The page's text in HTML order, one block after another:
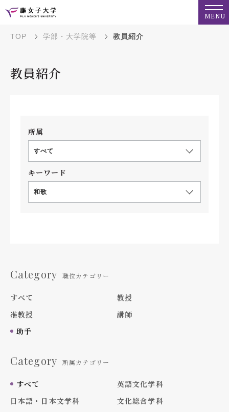
MENU
TOP 学部・大学院等 教員紹介
教員紹介
所属
すべて
キーワード
和歌
Category 職位カテゴリー
すべて
教授
准教授
講師
助手
Category 所属カテゴリー
すべて
英語文化学科
日本語・日本文学科
文化総合学科